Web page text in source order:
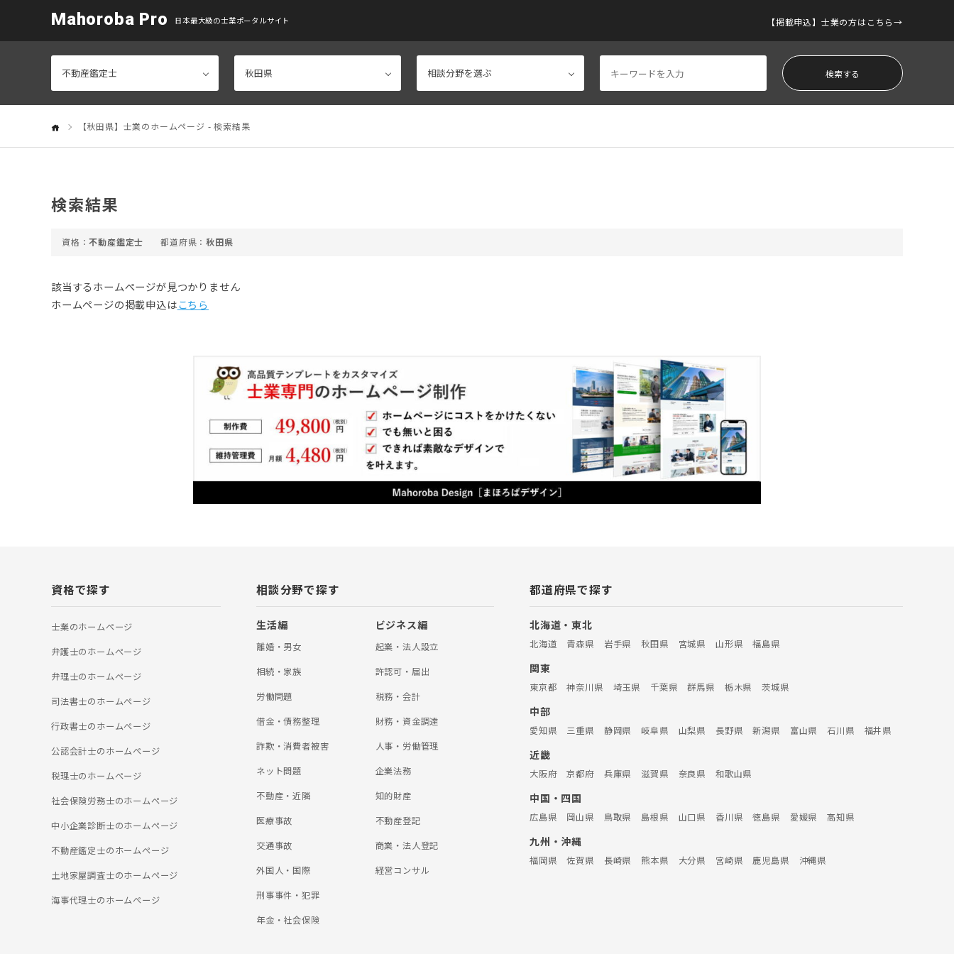
Mahoroba Pro 日本最大級の士業ポータルサイト 【掲載申込】士業の方はこちら
【秋田県】士業のホームページ - 検索結果
検索結果
不動産鑑定士 秋田県
該当するホームぺージが見つかりません
ホームページの掲載申込はこちら
資格で探す
士業のホームぺージ
弁護士のホームぺージ
弁理士のホームぺージ
司法書士のホームぺージ
行政書士のホームぺージ
公認会計士のホームぺージ
税理士のホームぺージ
社会保険労務士のホームぺージ
中小企業診断士のホームぺージ
不動産鑑定士のホームぺージ
土地家屋調査士のホームぺージ
海事代理士のホームぺージ
相談分野で探す
生活編
離婚・男女
相続・家族
労働問題
借金・債務整理
詐欺・消費者被害
ネット問題
不動産・近隣
医療事故
交通事故
外国人・国際
刑事事件・犯罪
年金・社会保険
ビジネス編
起業・法人設立
許認可・届出
税務・会計
財務・資金調達
人事・労働管理
企業法務
知的財産
不動産登記
商業・法人登記
経営コンサル
都道府県で探す
北海道・東北
北海道 青森県 岩手県 秋田県 宮城県 山形県 福島県
関東
東京都 神奈川県 埼玉県 千葉県 群馬県 栃木県 茨城県
中部
愛知県 三重県 静岡県 岐阜県 山梨県 長野県 新潟県 富山県 石川県 福井県
近畿
大阪府 京都府 兵庫県 滋賀県 奈良県 和歌山県
中国・四国
広島県 岡山県 鳥取県 島根県 山口県 香川県 徳島県 愛媛県 高知県
九州・沖縄
福岡県 佐賀県 長崎県 熊本県 大分県 宮崎県 鹿児島県 沖縄県